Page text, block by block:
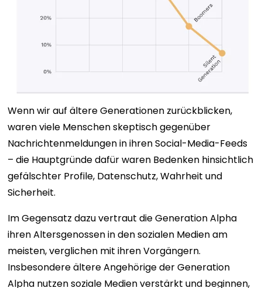
Wenn wir auf ältere Generationen zurückblicken,
waren viele Menschen skeptisch gegenüber
Nachrichtenmeldungen in ihren Social-Media-Feeds
– die Hauptgründe dafür waren Bedenken hinsichtlich
gefälschter Profile, Datenschutz, Wahrheit und
Sicherheit.
Im Gegensatz dazu vertraut die Generation Alpha
ihren Altersgenossen in den sozialen Medien am
meisten, verglichen mit ihren Vorgängern.
Insbesondere ältere Angehörige der Generation
Alpha nutzen soziale Medien verstärkt und beginnen,